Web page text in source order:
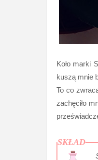
Koło marki
kuszą mnie
To co
zachęciło
SKŁAD